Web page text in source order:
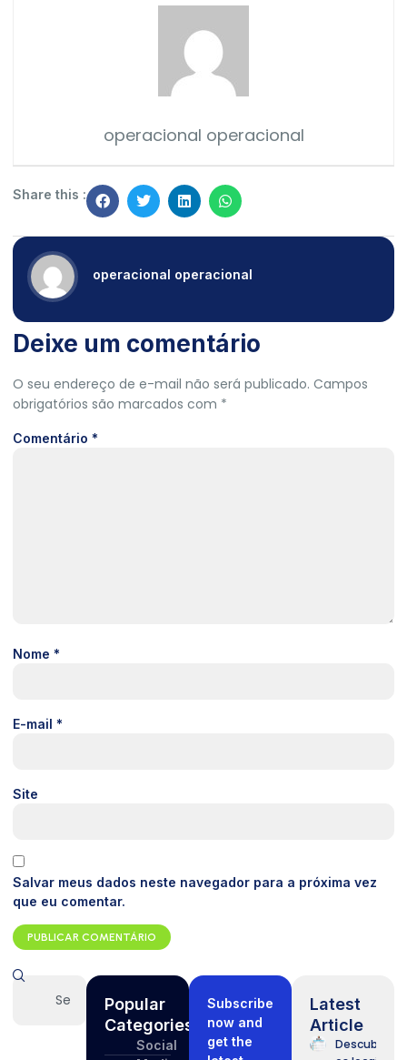
operacional operacional
Share this :
operacional operacional
Deixe um comentário
O seu endereço de e-mail não será publicado. Campos
obrigatórios são marcados com *
Comentário *
Nome *
E-mail *
Site
Salvar meus dados neste navegador para a próxima vez
que eu comentar.
Popular
Categories
Social
Subscribe
now and
get the
Latest
Article
Descubra